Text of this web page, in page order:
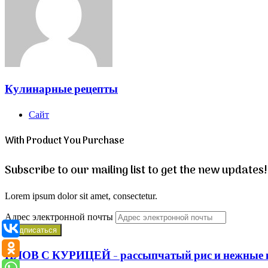
Кулинарные рецепты
Сайт
With Product You Purchase
Subscribe to our mailing list to get the new updates!
Lorem ipsum dolor sit amet, consectetur.
Адрес электронной почты
ПЛОВ С КУРИЦЕЙ - рассыпчатый рис и нежные